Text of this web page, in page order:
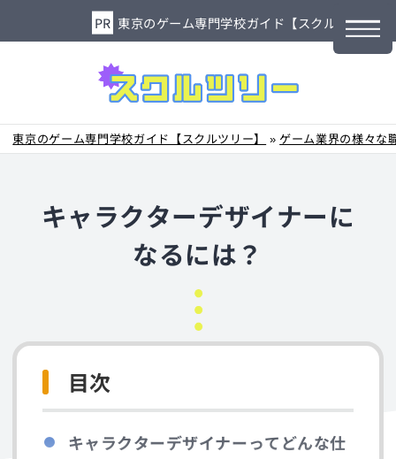
東京のゲーム専門学校ガイド【スクルツリー】
東京のゲーム専門学校ガイド【スクルツリー】 » ゲーム業界の様々な
キャラクターデザイナーに
なるには？
目次
キャラクターデザイナーってどんな仕